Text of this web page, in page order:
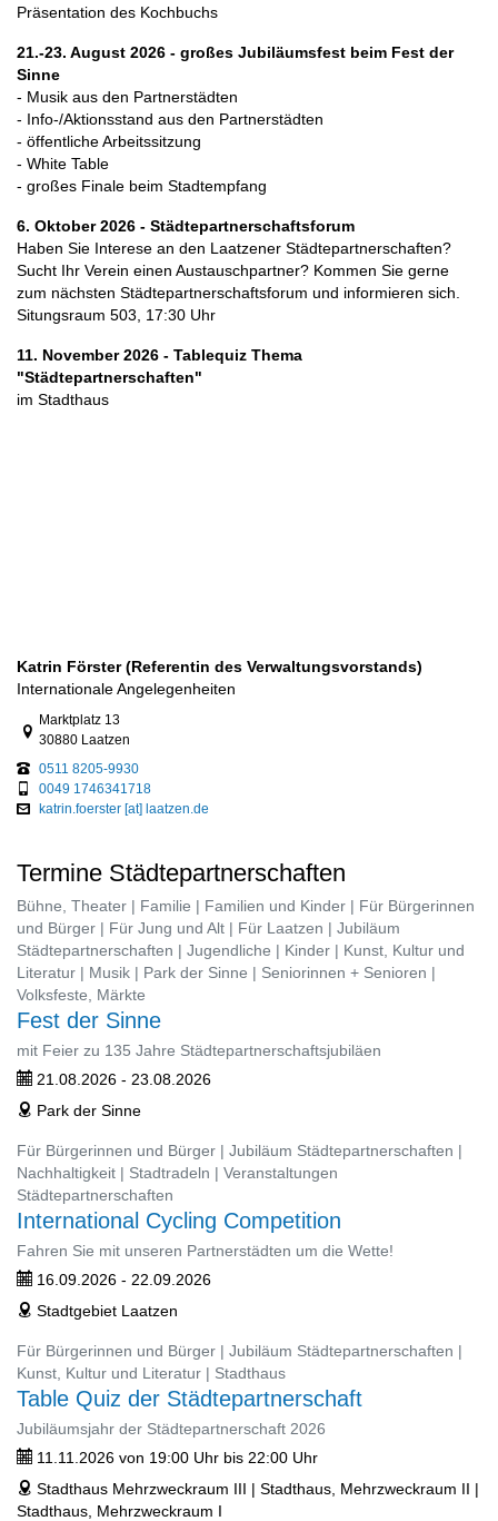
Präsentation des Kochbuchs
21.-23. August 2026 - großes Jubiläumsfest beim Fest der
Sinne
- Musik aus den Partnerstädten
- Info-/Aktionsstand aus den Partnerstädten
- öffentliche Arbeitssitzung
- White Table
- großes Finale beim Stadtempfang
6. Oktober 2026 - Städtepartnerschaftsforum
Haben Sie Interese an den Laatzener Städtepartnerschaften?
Sucht Ihr Verein einen Austauschpartner? Kommen Sie gerne
zum nächsten Städtepartnerschaftsforum und informieren sich.
Situngsraum 503, 17:30 Uhr
11. November 2026 - Tablequiz Thema
"Städtepartnerschaften"
im Stadthaus
Katrin Förster (Referentin des Verwaltungsvorstands)
Internationale Angelegenheiten
Link zur Google-Maps Navigation
Marktplatz 13
30880 Laatzen
0511 8205-9930
0049 1746341718
katrin.foerster [at] laatzen.de
Termine Städtepartnerschaften
Bühne, Theater | Familie | Familien und Kinder | Für Bürgerinnen
und Bürger | Für Jung und Alt | Für Laatzen | Jubiläum
Städtepartnerschaften | Jugendliche | Kinder | Kunst, Kultur und
Literatur | Musik | Park der Sinne | Seniorinnen + Senioren |
Volksfeste, Märkte
Fest der Sinne
mit Feier zu 135 Jahre Städtepartnerschaftsjubiläen
ticket 21.08.2026 - 23.08.2026
address Park der Sinne
Für Bürgerinnen und Bürger | Jubiläum Städtepartnerschaften |
Nachhaltigkeit | Stadtradeln | Veranstaltungen
Städtepartnerschaften
International Cycling Competition
Fahren Sie mit unseren Partnerstädten um die Wette!
ticket 16.09.2026 - 22.09.2026
address Stadtgebiet Laatzen
Für Bürgerinnen und Bürger | Jubiläum Städtepartnerschaften |
Kunst, Kultur und Literatur | Stadthaus
Table Quiz der Städtepartnerschaft
Jubiläumsjahr der Städtepartnerschaft 2026
ticket 11.11.2026 von 19:00 Uhr bis 22:00 Uhr
address Stadthaus Mehrzweckraum III | Stadthaus, Mehrzweckraum II |
Stadthaus, Mehrzweckraum I